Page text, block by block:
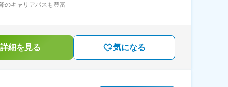
のキャリアパスも豊富
細を見る 気になる